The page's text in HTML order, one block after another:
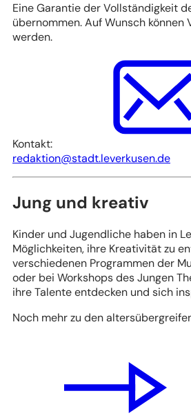
einem
neuen
Tab)
Eine Garantie der Vollständigkeit
übernommen. Auf Wunsch
werden.
Kontakt:
redaktion
stadt.leverkusende
Jung und kreativ
Kinder und Jugendliche haben in
Möglichkeiten, ihre Kreativität zu
verschiedenen Programmen der
oder bei Workshops des Jungen
ihre Talente entdecken und sich
Noch mehr zu den